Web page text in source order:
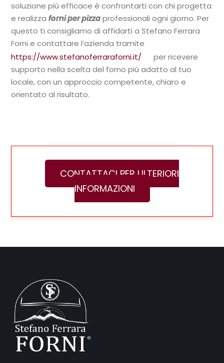
soluzione più efficace è confrontarti con chi progetta
e realizzaforni per pizzaprofessionali ogni giorno. Per
questo ti consigliamo di affidarti a Stefano Ferrara
Forni e contattare l’azienda tramite
https://www.stefanoferraraforni.it/
per ricevere
supporto nella scelta del forno più adatto al tuo
locale, con un approccio competente, chiaro e
orientato al risultato.
CONTATTACI PER ULTERIORI
INFORMAZIONI